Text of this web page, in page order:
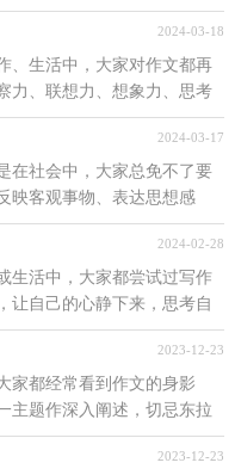
家整理的放...
2024-03-18
、生活中，大家对作文都再
力、联想力、想象力、思考
有许多，...
2024-03-17
在社会中，大家总免不了要
映客观事物、表达思想感
文很难写吧...
2024-02-28
生活中，大家都尝试过写作
让自己的心静下来，思考自
以下是小编收集...
2023-12-23
家都经常看到作文的身影
主题作深入阐述，切忌东拉
好作文呢？以下是小...
2023-12-23